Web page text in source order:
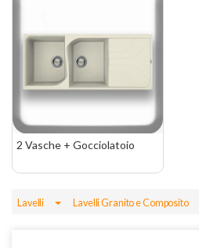
2 Vasche + Gocciolatoio
Lavelli Toggle Dropdown
Lavelli Granito e Composito